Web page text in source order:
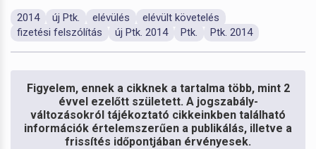
2014 új Ptk. elévülés
elévült követelés
fizetési felszólítás
új Ptk. 2014 Ptk. Ptk. 2014
Figyelem, ennek a cikknek a tartalma több, mint 2
évvel ezelőtt született. A jogszabály-
változásokról tájékoztató cikkeinkben található
információk értelemszerűen a publikálás, illetve a
frissítés időpontjában érvényesek.